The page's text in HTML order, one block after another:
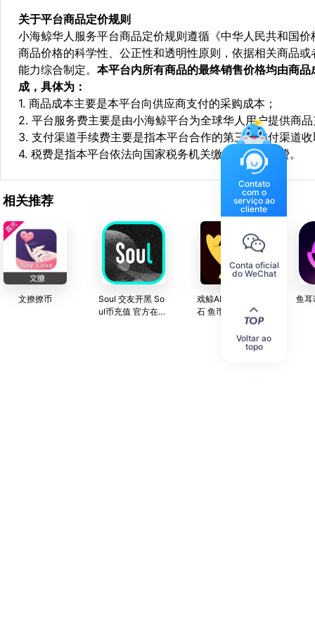
关于平台商品定价规则
小海鲸华人服务平台商品定价规则遵循《中华人民共和国
商品价格的科学性、公正性和透明性原则，依据相关商品
能力综合制定。 本平台内所有商品的最终销售价格均由商
成，具体为：
1. 商品成本主要是本平台向供应商支付的采购成本；
2. 平台服务费主要是由小海鲸平台为全球华人用户提供商
3. 支付渠道手续费主要是指本平台合作的第三方支付渠道
4. 税费是指本平台依法向国家税务机关缴纳的各项税费。
相关推荐
文撩撩币
Soul 交友开黑 So
ul币充值 官方在线
戏鲸APP 月卡 钻
石 鱼币官方直充 P
ia戏爱好者聚集地
Contato
com o
serviço ao
cliente
Conta oficial
do WeChat
Voltar ao
topo